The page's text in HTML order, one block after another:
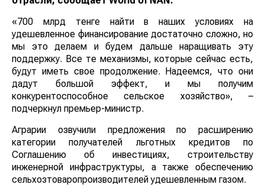
«700 млрд тенге найти в наших условиях на
удешевленное финансирование достаточно сложно, но
мы это делаем и будем дальше наращивать эту
поддержку. Все те механизмы, которые сейчас есть,
будут иметь свое продолжение. Надеемся, что они
дадут большой эффект, и мы получим
конкурентоспособное сельское хозяйство», –
подчеркнул премьер-министр.
Аграрии озвучили предложения по расширению
категории получателей льготных кредитов по
Соглашению об инвестициях, строительству
инженерной инфраструктуры, а также обеспечению
сельхозтоваропроизводителей удешевленным газом.